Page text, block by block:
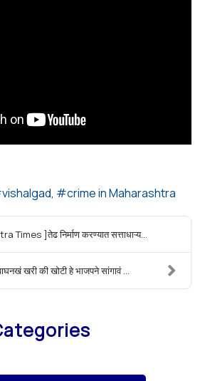
vishalgad crime in Maharashtra
Times ]तेढ निर्माण करण्यात सत्ताधाऱ्य...
खरी की खोटी हे भाजपने सांगावं ...